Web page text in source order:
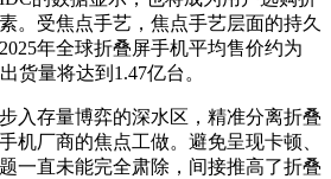
。受焦点手艺，焦点手艺层面的持久
年全球折叠屏手机平均售价约为
货量将达到1.47亿台。
存量博弈的深水区，精准分离折叠
机厂商的焦点工做。避免呈现卡顿、
一直未能完全肃除，间接推高了折叠